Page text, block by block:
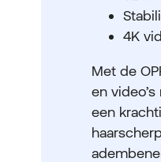
4K
Met de
en
een